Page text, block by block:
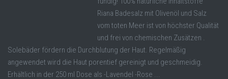
Riana Badesalz mit Olivenöl und Salz
vom toten Meer ist von höchster Qualität
und frei von chemischen Zusätzen .
Solebäder fördern die Durchblutung der Haut. Regelmäßig
angewendet wird die Haut porentief gereinigt und geschmeidig.
Erhältlich in der 250 ml Dose als -Lavendel -Rose ...